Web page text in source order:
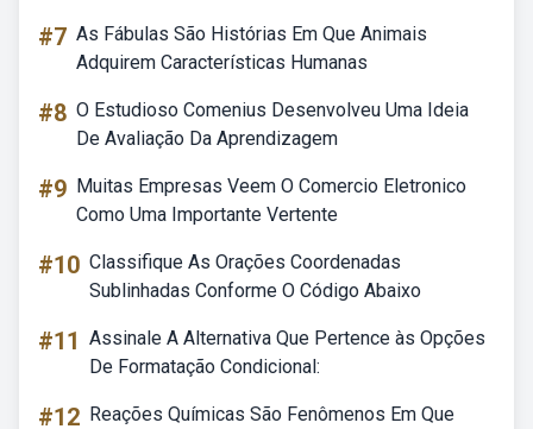
#7 As Fábulas São Histórias Em Que Animais
Adquirem Características Humanas
#8 O Estudioso Comenius Desenvolveu Uma Ideia
De Avaliação Da Aprendizagem
#9 Muitas Empresas Veem O Comercio Eletronico
Como Uma Importante Vertente
#10 Classifique As Orações Coordenadas
Sublinhadas Conforme O Código Abaixo
#11 Assinale A Alternativa Que Pertence às Opções
De Formatação Condicional:
#12 Reações Químicas São Fenômenos Em Que